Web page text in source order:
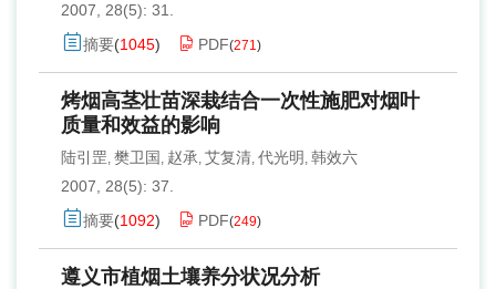
2007, 28(5): 31.
摘要(1045) PDF(271)
烤烟高茎壮苗深栽结合一次性施肥对烟叶
质量和效益的影响
陆引罡, 樊卫国 , 赵承, 艾复清, 代光明 , 韩效六
2007, 28(5): 37.
摘要(1092) PDF(249)
遵义市植烟土壤养分状况分析